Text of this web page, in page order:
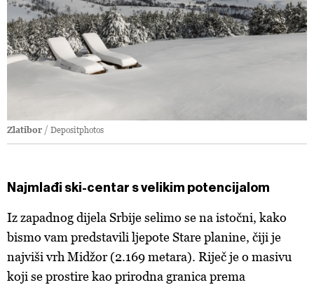
Zlatibor / Depositphotos
Najmlađi ski-centar s velikim potencijalom
Iz zapadnog dijela Srbije selimo se na istočni, kako
bismo vam predstavili ljepote Stare planine, čiji je
najviši vrh Midžor (2.169 metara). Riječ je o masivu
koji se prostire kao prirodna granica prema